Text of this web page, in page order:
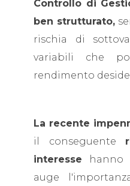
Controllo di
ben strutturato,
rischia di
variabili che
rendimento
La recente
il conseguente
interesse hanno
auge